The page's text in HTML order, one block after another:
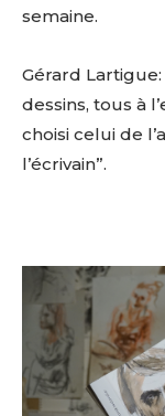
semaine.
Gérard Lartigue:
dessins, tous à
choisi celui de
l’écrivain”.